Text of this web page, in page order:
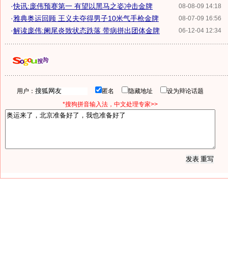
08-08-09 14:18
·快讯:庞伟预赛第一 有望以黑马之姿冲击金牌
08-07-09 16:56
·雅典奥运回顾 王义夫夺得男子10米气手枪金牌
06-12-04 12:34
·解读庞伟:阑尾炎致状态跌落 带病拼出团体金牌
用户： 匿名 隐藏地址
设为辩论话题
*搜狗拼音输入法，中文处理专家>>